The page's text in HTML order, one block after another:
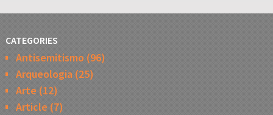
CATEGORIES
Antisemitismo (96)
Arqueologia(25)
Arte (12)
Article (7)